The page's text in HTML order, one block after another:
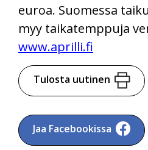
euroa. Suomessa
myy taikatemppuja
www.aprilli.fi
Tulosta uutinen
Jaa Facebookissa